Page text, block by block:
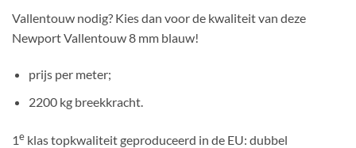
Vallentouw nodig? Kies dan voor de kwaliteit van deze
Newport Vallentouw 8 mm blauw!
prijs per meter;
2200 kg breekkracht.
1e klas topkwaliteit geproduceerd in de EU: dubbel